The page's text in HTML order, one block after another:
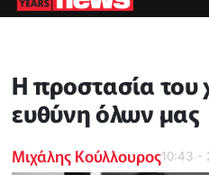
H προστασία του
ευθύνη όλων μας
Μιχάλης Κούλλουρος10:43 -